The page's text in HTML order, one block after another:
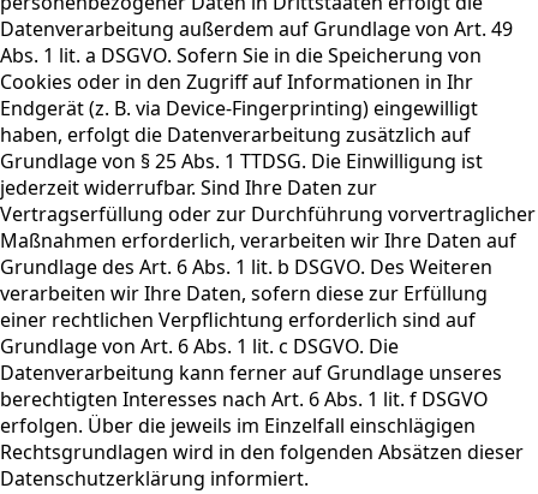
Datenverarbeitung außerdem auf Grundlage von Art. 49
Abs. 1 lit. a DSGVO. Sofern Sie in die Speicherung von
Cookies oder in den Zugriff auf Informationen in Ihr
Endgerät (z. B. via Device-Fingerprinting) eingewilligt
haben, erfolgt die Datenverarbeitung zusätzlich auf
Grundlage von § 25 Abs. 1 TTDSG. Die Einwilligung ist
jederzeit widerrufbar. Sind Ihre Daten zur
Vertragserfüllung oder zur Durchführung vorvertraglicher
Maßnahmen erforderlich, verarbeiten wir Ihre Daten auf
Grundlage des Art. 6 Abs. 1 lit. b DSGVO. Des Weiteren
verarbeiten wir Ihre Daten, sofern diese zur Erfüllung
einer rechtlichen Verpflichtung erforderlich sind auf
Grundlage von Art. 6 Abs. 1 lit. c DSGVO. Die
Datenverarbeitung kann ferner auf Grundlage unseres
berechtigten Interesses nach Art. 6 Abs. 1 lit. f DSGVO
erfolgen. Über die jeweils im Einzelfall einschlägigen
Rechtsgrundlagen wird in den folgenden Absätzen dieser
Datenschutzerklärung informiert.